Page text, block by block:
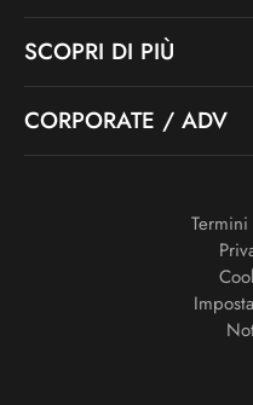
SCOPRI DI PIÙ
CORPORATE / ADV